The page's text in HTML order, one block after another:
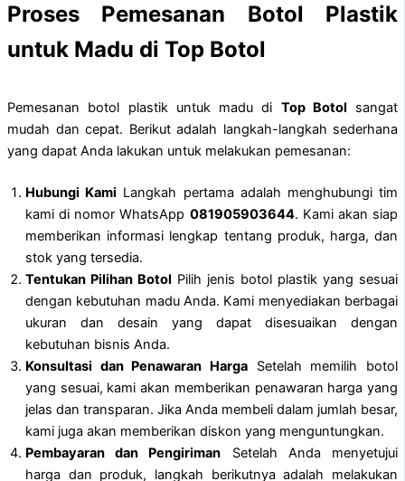
Proses Pemesanan Botol Plastik
untuk Madu di Top Botol
Pemesanan botol plastik untuk madu di Top Botol sangat
mudah dan cepat. Berikut adalah langkah-langkah sederhana
yang dapat Anda lakukan untuk melakukan pemesanan:
Hubungi Kami Langkah pertama adalah menghubungi tim
kami di nomor WhatsApp 081905903644. Kami akan siap
memberikan informasi lengkap tentang produk, harga, dan
stok yang tersedia.
Tentukan Pilihan Botol Pilih jenis botol plastik yang sesuai
dengan kebutuhan madu Anda. Kami menyediakan berbagai
ukuran dan desain yang dapat disesuaikan dengan
kebutuhan bisnis Anda.
Konsultasi dan Penawaran Harga Setelah memilih botol
yang sesuai, kami akan memberikan penawaran harga yang
jelas dan transparan. Jika Anda membeli dalam jumlah besar,
kami juga akan memberikan diskon yang menguntungkan.
Pembayaran dan Pengiriman Setelah Anda menyetujui
harga dan produk, langkah berikutnya adalah melakukan